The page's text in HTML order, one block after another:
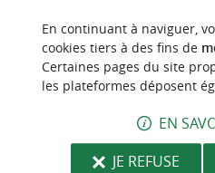
MEHAKA -
Une immersion
la culture du
En continuant à naviguer,
cookies tiers à des fins de
Certaines pages du site
les plateformes déposent
EN
JE REFUSE